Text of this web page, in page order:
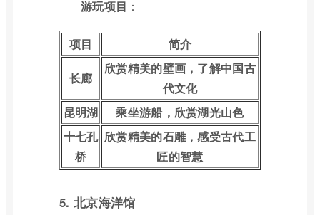
游玩项目 ：
项目 简介
长廊
欣赏精美的壁画，了解中国古
代文化
昆明湖
乘坐游船，欣赏湖光山色
十七孔
桥
欣赏精美的石雕，感受古代工
匠的智慧
5. 北京海洋馆